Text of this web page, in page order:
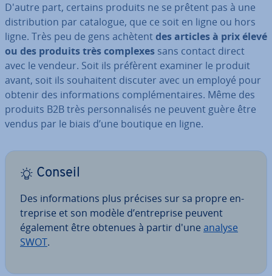
D'autre part, certains produits ne se prêtent pas à une
dis­tri­bu­tion par catalogue, que ce soit en ligne ou hors
ligne. Très peu de gens achètentdes articles à prix élevé
ou des produits très complexes sans contact direct
avec le vendeur. Soit ils préfèrent examiner le produit
avant, soit ils sou­hai­tent discuter avec un employé pour
obtenir des in­for­ma­tions com­plé­men­taires. Même des
produits B2B très per­son­na­li­sés ne peuvent guère être
vendus par le biais d’une boutique en ligne.
Conseil
Des in­for­ma­tions plus précises sur sa propre en­
tre­prise et son modèle d’en­tre­prise peuvent
également être obtenues à partir d'une analyse
SWOT.